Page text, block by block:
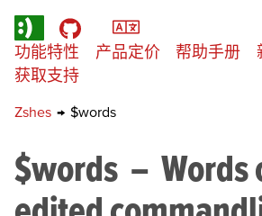
功能特性 产品定价 帮助手册
获取支持
Zshes → $words
$words – Words